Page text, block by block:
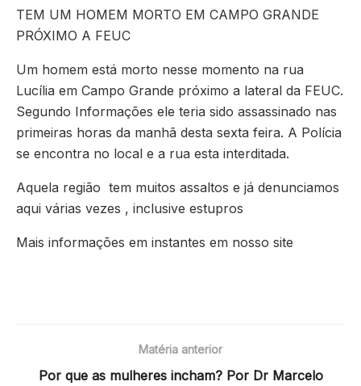
TEM UM HOMEM MORTO EM CAMPO GRANDE
PRÓXIMO A FEUC
Um homem está morto nesse momento na rua
Lucília em Campo Grande próximo a lateral da FEUC.
Segundo Informações ele teria sido assassinado nas
primeiras horas da manhã desta sexta feira. A Polícia
se encontra no local e a rua esta interditada.
Aquela região tem muitos assaltos e já denunciamos
aqui várias vezes , inclusive estupros
Mais informações em instantes em nosso site
Matéria anterior
Por que as mulheres incham? Por Dr Marcelo